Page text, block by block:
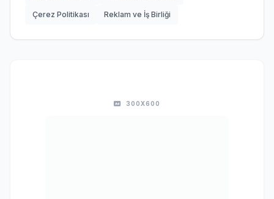
Çerez Politikası Reklam ve İş Birliği
300X600